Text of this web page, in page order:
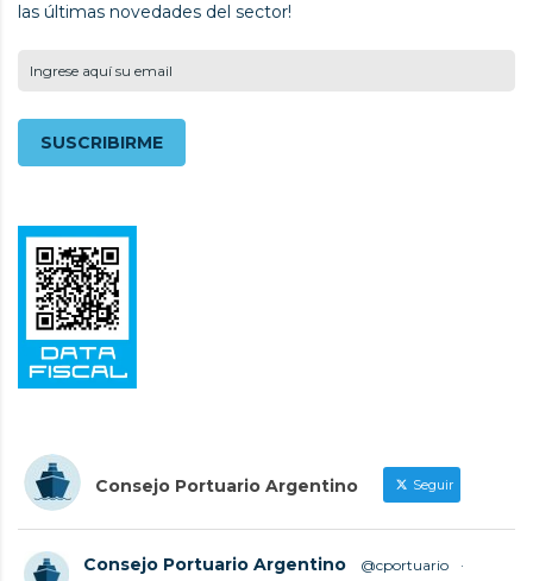
las últimas novedades del sector!
Consejo Portuario Argentino Seguir
Consejo Portuario Argentino @cportuario
·